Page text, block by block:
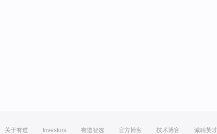
关于有道 Investors 有道智选 官方博客 技术博客 诚聘英才